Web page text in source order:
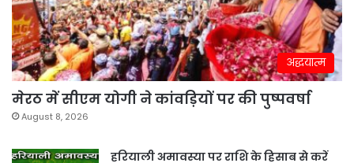
अद्धयात्म
मेरठ में सीएम योगी ने कांवड़ियों पर की पुष्पवर्षा
August 8, 2026
हरियाली अमावस्या पर राशि के हिसाब से करें